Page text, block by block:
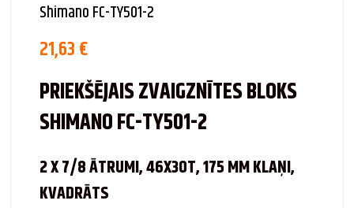
Shimano FC-TY501-2
21,63€
PRIEKŠĒJAIS ZVAIGZNĪTES BLOKS
SHIMANO FC-TY501-2
2 X 7/8 ĀTRUMI, 46X30T, 175 MM KLAŅI,
KVADRĀTS